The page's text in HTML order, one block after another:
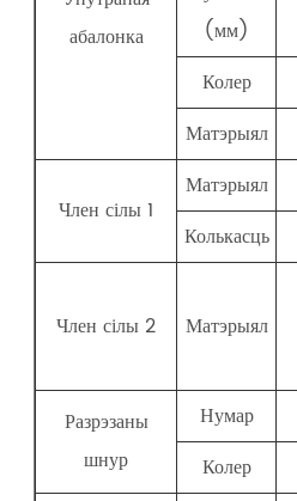
абалонка
(мм)
Колер
Матэрыял
Член сілы 1
Матэрыял
Колькасць
Член сілы 2 Матэрыял
Разрэзаны
шнур
Нумар
Колер